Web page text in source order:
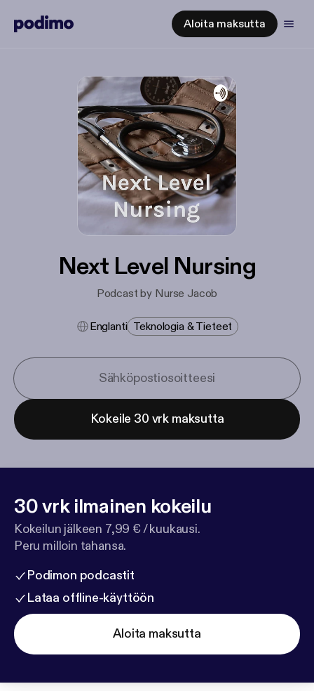
Aloita maksutta
Next Level Nursing
Podcast by Nurse Jacob
Englanti Teknologia & Tieteet
Kokeile 30 vrk maksutta
30 vrk ilmainen kokeilu
Kokeilun jälkeen 7,99 € / kuukausi.
Peru milloin tahansa.
Podimon podcastit
Lataa offline-käyttöön
Aloita maksutta